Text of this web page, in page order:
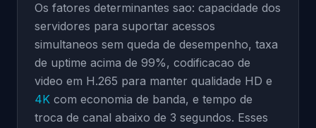
Os fatores determinantes sao: capacidade dos
servidores para suportar acessos
simultaneos sem queda de desempenho, taxa
de uptime acima de 99%, codificacao de
video em H.265 para manter qualidade HD e
4K com economia de banda, e tempo de
troca de canal abaixo de 3 segundos. Esses